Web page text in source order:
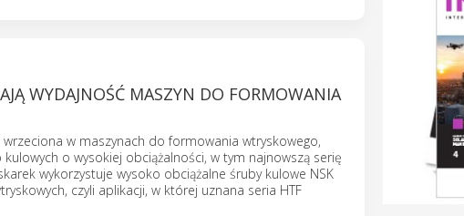
WYDAJNOŚĆ MASZYN DO FORMOWANIA
w maszynach do formowania wtryskowego,
o wysokiej obciążalności, w tym najnowszą serię
wykorzystuje wysoko obciążalne śruby kulowe NSK
czyli aplikacji, w której uznana seria HTF